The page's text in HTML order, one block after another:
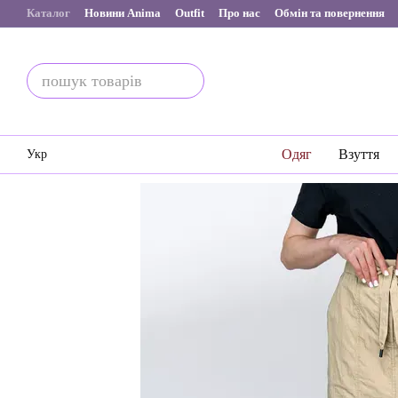
Перейти до основного контенту
Каталог Новини Anima Outfit Про нас Обмін та повернення
Укр Одяг Взуття